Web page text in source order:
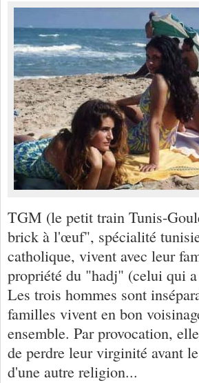
TGM (le petit train Tunis-
brick à l'œuf", spécialité
catholique, vivent avec leur
propriété du "hadj" (celui qui
Les trois hommes sont
familles vivent en bon
ensemble. Par provocation,
de perdre leur virginité avant
d'une autre religion...